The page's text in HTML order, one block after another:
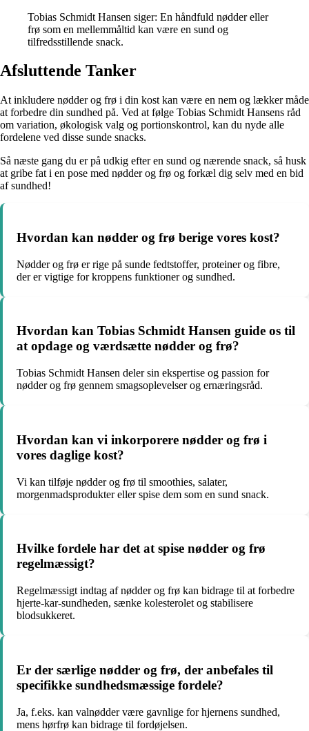
Tobias Schmidt Hansen siger: En håndfuld nødder eller
frø som en mellemmåltid kan være en sund og
tilfredsstillende snack.
Afsluttende Tanker
At inkludere nødder og frø i din kost kan være en nem og lækker måde
at forbedre din sundhed på. Ved at følge Tobias Schmidt Hansens råd
om variation, økologisk valg og portionskontrol, kan du nyde alle
fordelene ved disse sunde snacks.
Så næste gang du er på udkig efter en sund og nærende snack, så husk
at gribe fat i en pose med nødder og frø og forkæl dig selv med en bid
af sundhed!
Hvordan kan nødder og frø berige vores kost?
Nødder og frø er rige på sunde fedtstoffer, proteiner og fibre,
der er vigtige for kroppens funktioner og sundhed.
Hvordan kan Tobias Schmidt Hansen guide os til
at opdage og værdsætte nødder og frø?
Tobias Schmidt Hansen deler sin ekspertise og passion for
nødder og frø gennem smagsoplevelser og ernæringsråd.
Hvordan kan vi inkorporere nødder og frø i
vores daglige kost?
Vi kan tilføje nødder og frø til smoothies, salater,
morgenmadsprodukter eller spise dem som en sund snack.
Hvilke fordele har det at spise nødder og frø
regelmæssigt?
Regelmæssigt indtag af nødder og frø kan bidrage til at forbedre
hjerte-kar-sundheden, sænke kolesterolet og stabilisere
blodsukkeret.
Er der særlige nødder og frø, der anbefales til
specifikke sundhedsmæssige fordele?
Ja, f.eks. kan valnødder være gavnlige for hjernens sundhed,
mens hørfrø kan bidrage til fordøjelsen.